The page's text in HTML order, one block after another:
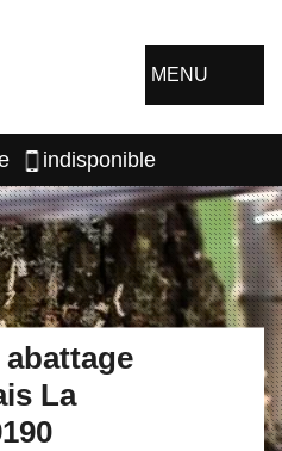
MENU
indisponible
La